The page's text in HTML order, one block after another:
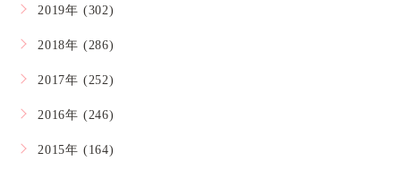
2019年 (302)
2018年 (286)
2017年 (252)
2016年 (246)
2015年 (164)